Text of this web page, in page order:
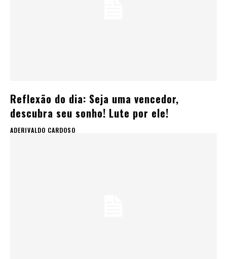
Reflexão do dia: Seja uma vencedor,
descubra seu sonho! Lute por ele!
ADERIVALDO CARDOSO